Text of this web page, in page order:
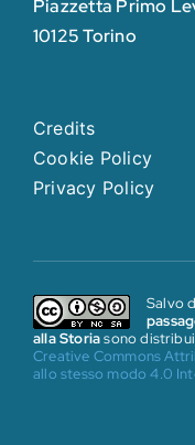
Piazzetta Primo
10125 Torino
Credits
Cookie Policy
Privacy Policy
Salvo
alla Storiasono
Creative Commons
allo stesso modo 4.0